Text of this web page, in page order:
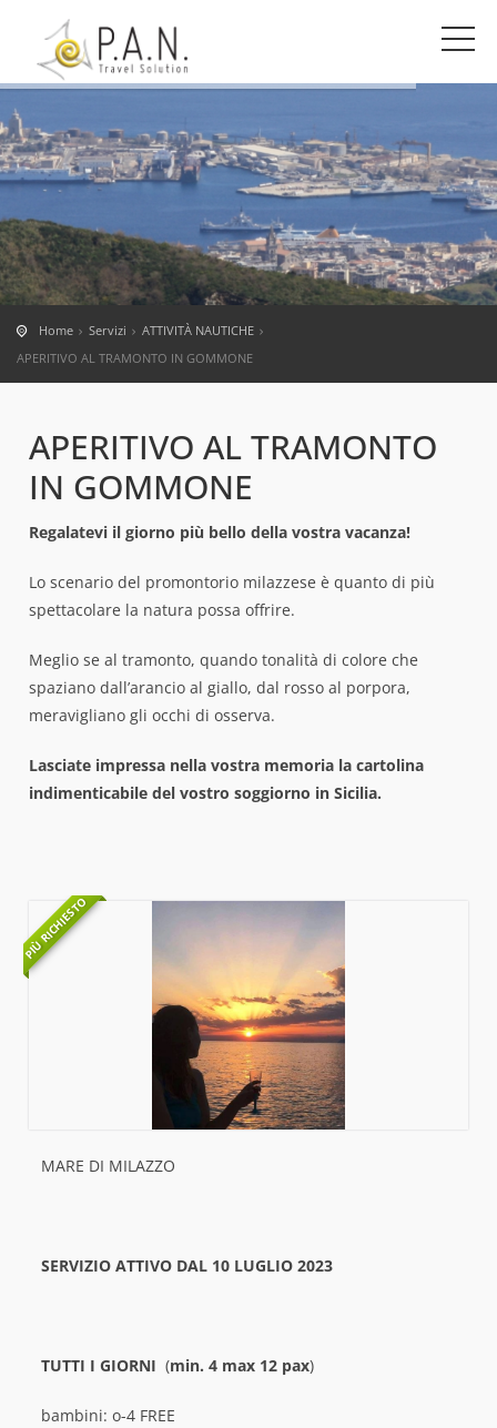
Home Servizi
ATTIVITÀ NAUTICHE
APERITIVO AL TRAMONTO IN GOMMONE
APERITIVO AL TRAMONTO
IN GOMMONE
Regalatevi il giorno più bello della vostra vacanza!
Lo scenario del promontorio milazzese è quanto di più
spettacolare la natura possa offrire.
Meglio se al tramonto, quando tonalità di colore che
spaziano dall’arancio al giallo, dal rosso al porpora,
meravigliano gli occhi di osserva.
Lasciate impressa nella vostra memoria la cartolina
indimenticabile del vostro soggiorno in Sicilia.
PIÙ RICHIESTO
MARE DI MILAZZO
SERVIZIO ATTIVO DAL 10 LUGLIO 2023
TUTTI I GIORNI (min. 4 max 12 pax)
bambini: o-4 FREE